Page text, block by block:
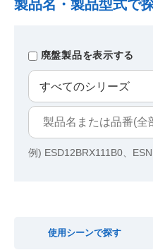
製品名・製品型式で
廃盤製品を表示する
例) ESD12BRX111B0、
使用シーンで探す